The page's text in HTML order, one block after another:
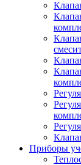
Приборы